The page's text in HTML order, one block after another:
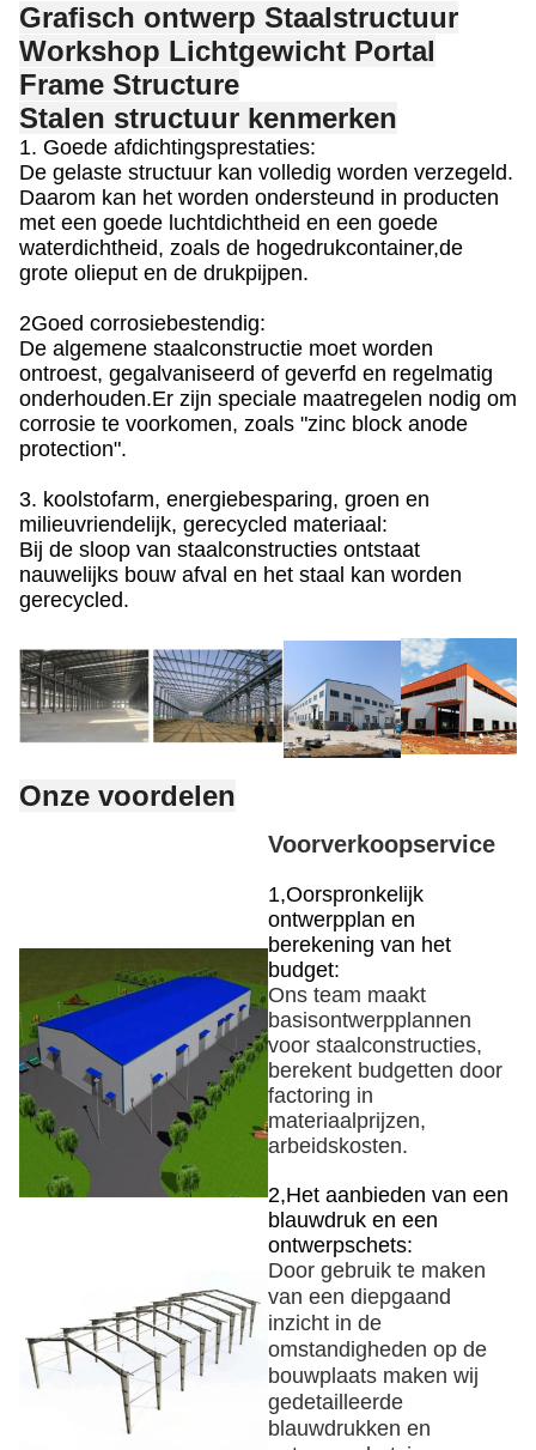
Grafisch ontwerp Staalstructuur
Workshop Lichtgewicht Portal
Frame Structure
Stalen structuur kenmerken
1. Goede afdichtingsprestaties:
De gelaste structuur kan volledig worden verzegeld.
Daarom kan het worden ondersteund in producten
met een goede luchtdichtheid en een goede
waterdichtheid, zoals de hogedrukcontainer,de
grote olieput en de drukpijpen.
2Goed corrosiebestendig:
De algemene staalconstructie moet worden
ontroest, gegalvaniseerd of geverfd en regelmatig
onderhouden.Er zijn speciale maatregelen nodig om
corrosie te voorkomen, zoals "zinc block anode
protection".
3. koolstofarm, energiebesparing, groen en
milieuvriendelijk, gerecycled materiaal:
Bij de sloop van staalconstructies ontstaat
nauwelijks bouw afval en het staal kan worden
gerecycled.
Onze voordelen
Voorverkoopservice
1,Oorspronkelijk
ontwerpplan en
berekening van het
budget:
Ons team maakt
basisontwerpplannen
voor staalconstructies,
berekent budgetten door
factoring in
materiaalprijzen,
arbeidskosten.
2,Het aanbieden van een
blauwdruk en een
ontwerpschets:
Door gebruik te maken
van een diepgaand
inzicht in de
omstandigheden op de
bouwplaats maken wij
gedetailleerde
blauwdrukken en